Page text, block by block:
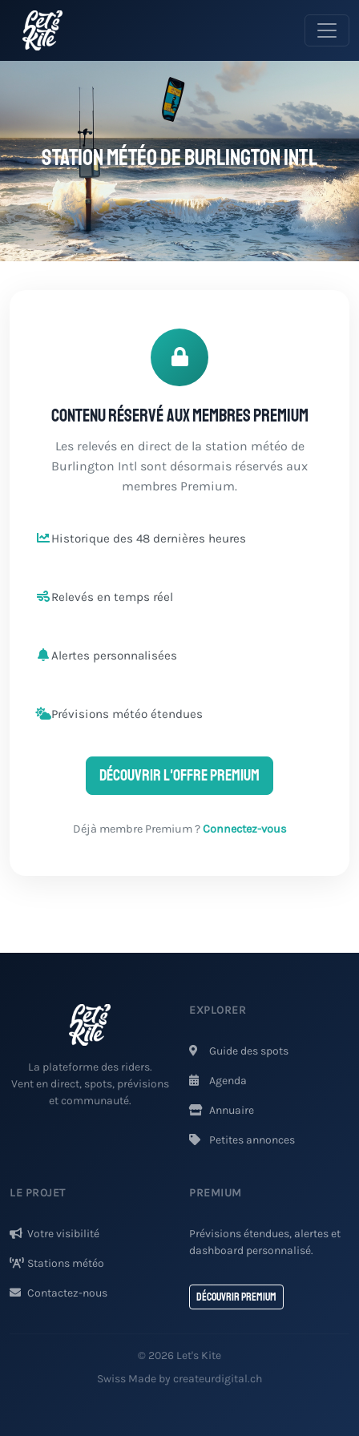
Station météo de Burlington Intl
Contenu réservé aux membres Premium
Les relevés en direct de la station météo de
Burlington Intl sont désormais réservés aux
membres Premium.
Historique des 48 dernières heures
Relevés en temps réel
Alertes personnalisées
Prévisions météo étendues
Découvrir l'offre Premium
Déjà membre Premium ?Connectez-vous
La plateforme des riders.
Vent en direct, spots, prévisions
et communauté.
EXPLORER
Guide des spots
Agenda
Annuaire
Petites annonces
LE PROJET
Votre visibilité
Stations météo
Contactez-nous
PREMIUM
Prévisions étendues, alertes et
dashboard personnalisé.
Découvrir Premium
© 2026 Let's Kite
Swiss Made by createurdigital.ch